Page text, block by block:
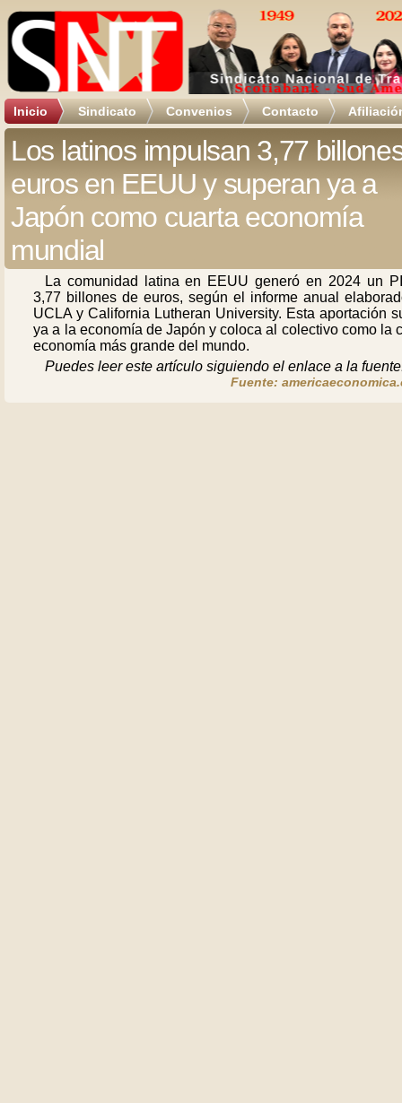
Inicio Sindicato Convenios Contacto
Los latinos impulsan 3,77
euros en EEUU y superan ya a
Japón como cuarta economía
mundial
La comunidad latina en EEUU generó en 2024 un
3,77 billones de euros, según el informe anual
UCLA y California Lutheran University. Esta aportación
ya a la economía de Japón y coloca al colectivo como la
economía más grande del mundo.
Puedes leer este artículo siguiendo el enlace a la
Fuente: